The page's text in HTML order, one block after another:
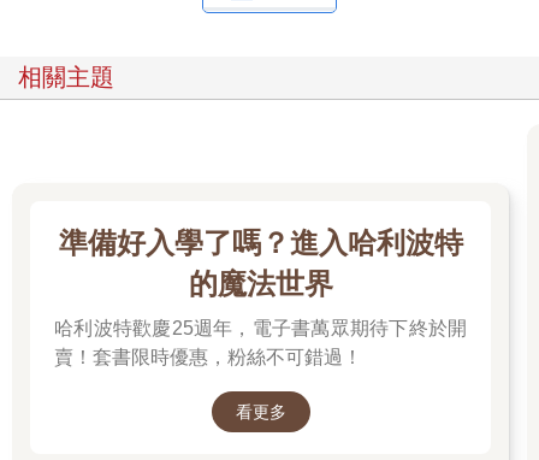
散落在地，醋汁如激流漫溢。隔壁田的老婦人對著空中揮舞掃
邊哭邊罵，一面毀壞我們的家屋。
「他們離開時帶走了糖和橘子，為自己祈福。雞鴨牛豬也一分而
「別讓妳爸知道我跟妳說了。他不認她。現在妳開始有月經了，
發生在她身上的事也可能發生在妳身上。別讓我們丟臉。妳可不
想完全被人遺忘，好像從來沒出生過。村子裡的人可是盯得緊緊
不管什麼時候，一旦要警告我們人生的大小事，我母親就會講類
似的故事，成長的故事。她測試我們建構現實的力量。移民世代
國成長的第一代，必須要搞清楚移民在我們的童年打造了什麼樣
的隱形世界，能夠融入實實在在的美國。
相關主題
準備好入學了嗎？進入哈利波特
的魔法世界
哈利波特歡慶25週年，電子書萬眾期待下終於開
賣！套書限時優惠，粉絲不可錯過！
看更多